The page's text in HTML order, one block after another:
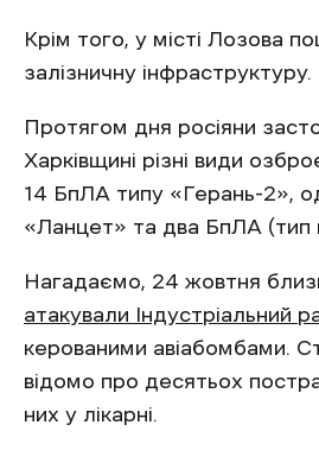
Крім того, у місті Лозова
залізничну інфраструктуру.
Протягом дня росіяни
Харківщині різні види
14 БпЛА типу «Герань-2»,
«Ланцет» та два БпЛА (тип
Нагадаємо, 24 жовтня
атакували Індустріальний
керованими авіабомбами.
відомо про десятьох
них у лікарні.